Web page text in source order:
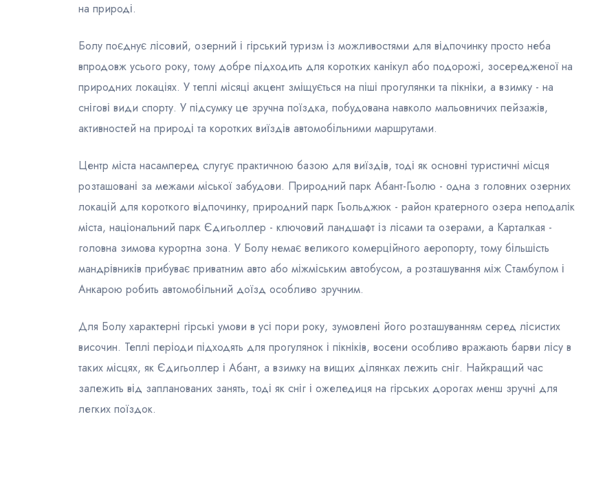
на природі.
Болу поєднує лісовий, озерний і гірський туризм із можливостями для відпочинку просто неба
впродовж усього року, тому добре підходить для коротких канікул або подорожі, зосередженої на
природних локаціях. У теплі місяці акцент зміщується на піші прогулянки та пікніки, а взимку - на
снігові види спорту. У підсумку це зручна поїздка, побудована навколо мальовничих пейзажів,
активностей на природі та коротких виїздів автомобільними маршрутами.
Центр міста насамперед слугує практичною базою для виїздів, тоді як основні туристичні місця
розташовані за межами міської забудови. Природний парк Абант-Гьолю - одна з головних озерних
локацій для короткого відпочинку, природний парк Гьольджюк - район кратерного озера неподалік
міста, національний парк Єдигьоллер - ключовий ландшафт із лісами та озерами, а Карталкая -
головна зимова курортна зона. У Болу немає великого комерційного аеропорту, тому більшість
мандрівників прибуває приватним авто або міжміським автобусом, а розташування між Стамбулом і
Анкарою робить автомобільний доїзд особливо зручним.
Для Болу характерні гірські умови в усі пори року, зумовлені його розташуванням серед лісистих
височин. Теплі періоди підходять для прогулянок і пікніків, восени особливо вражають барви лісу в
таких місцях, як Єдигьоллер і Абант, а взимку на вищих ділянках лежить сніг. Найкращий час
залежить від запланованих занять, тоді як сніг і ожеледиця на гірських дорогах менш зручні для
легких поїздок.